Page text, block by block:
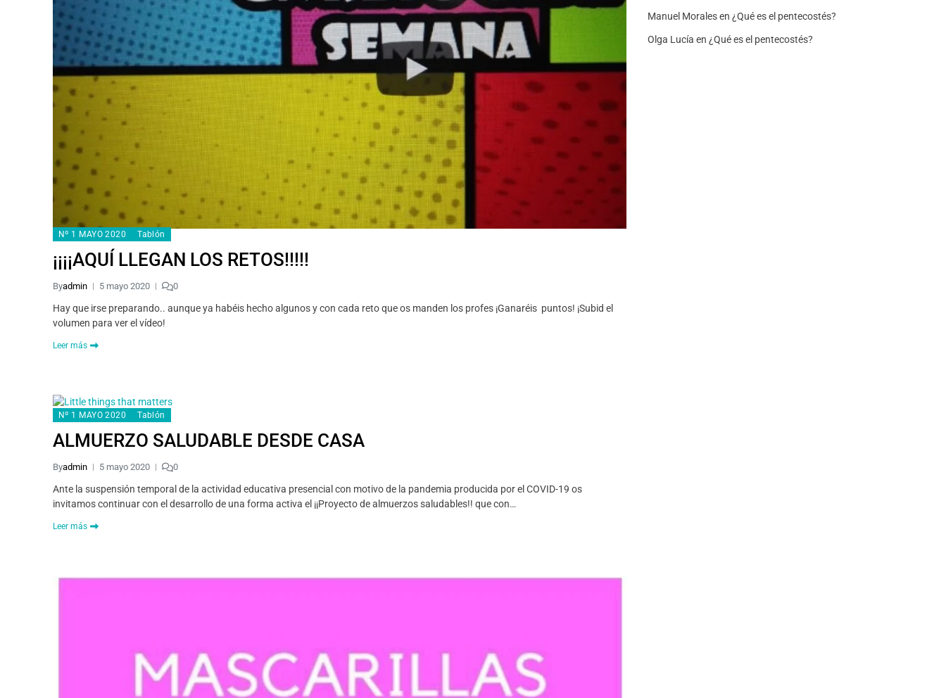
Nº 1 MAYO 2020 Tablón
¡¡¡¡AQUÍ LLEGAN LOS RETOS!!!!!
Byadmin 5 mayo 2020 0
Hay que irse preparando.. aunque ya habéis hecho algunos y con cada reto que os manden los profes ¡Ganaréis puntos! ¡Subid el
volumen para ver el vídeo!
Leer más
Nº 1 MAYO 2020 Tablón
ALMUERZO SALUDABLE DESDE CASA
Byadmin 5 mayo 2020 0
Ante la suspensión temporal de la actividad educativa presencial con motivo de la pandemia producida por el COVID-19 os
invitamos continuar con el desarrollo de una forma activa el ¡¡Proyecto de almuerzos saludables!! que con…
Leer más
Manuel Moralesen ¿Qué es el pentecostés?
Olga Lucía en ¿Qué es el pentecostés?